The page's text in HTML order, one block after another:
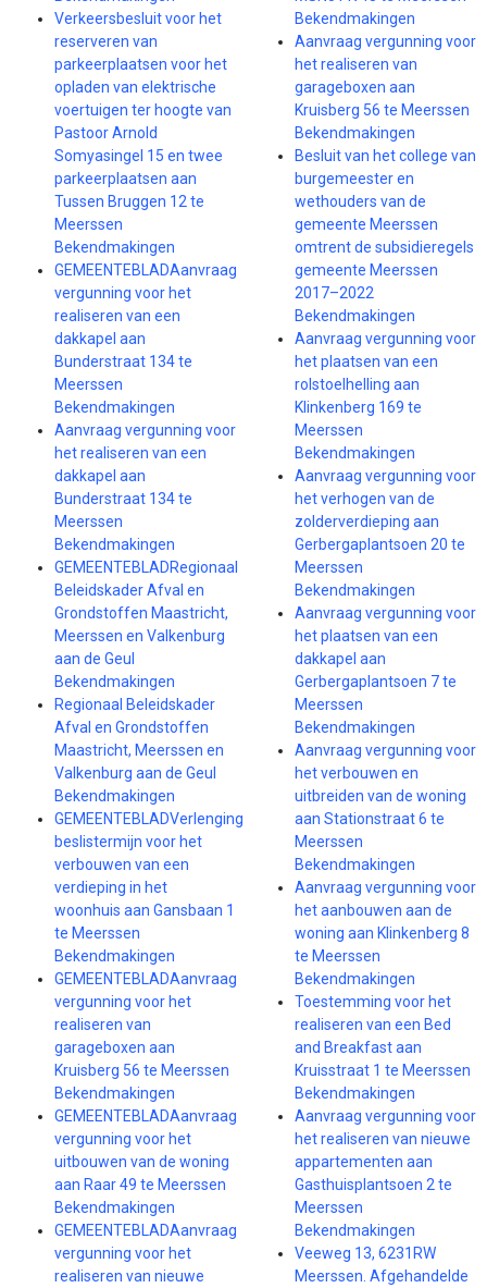
Verkeersbesluit voor het
reserveren van
parkeerplaatsen voor het
opladen van elektrische
voertuigen ter hoogte van
Pastoor Arnold
Somyasingel 15 en twee
parkeerplaatsen aan
Tussen Bruggen 12 te
Meerssen
Bekendmakingen
GEMEENTEBLADAanvraag
vergunning voor het
realiseren van een
dakkapel aan
Bunderstraat 134 te
Meerssen
Bekendmakingen
Aanvraag vergunning voor
het realiseren van een
dakkapel aan
Bunderstraat 134 te
Meerssen
Bekendmakingen
GEMEENTEBLADRegionaal
Beleidskader Afval en
Grondstoffen Maastricht,
Meerssen en Valkenburg
aan de Geul
Bekendmakingen
Regionaal Beleidskader
Afval en Grondstoffen
Maastricht, Meerssen en
Valkenburg aan de Geul
Bekendmakingen
GEMEENTEBLADVerlenging
beslistermijn voor het
verbouwen van een
verdieping in het
woonhuis aan Gansbaan 1
te Meerssen
Bekendmakingen
GEMEENTEBLADAanvraag
vergunning voor het
realiseren van
garageboxen aan
Kruisberg 56 te Meerssen
Bekendmakingen
GEMEENTEBLADAanvraag
vergunning voor het
uitbouwen van de woning
aan Raar 49 te Meerssen
Bekendmakingen
GEMEENTEBLADAanvraag
vergunning voor het
realiseren van nieuwe
Bekendmakingen
Aanvraag vergunning voor
het realiseren van
garageboxen aan
Kruisberg 56 te Meerssen
Bekendmakingen
Besluit van het college van
burgemeester en
wethouders van de
gemeente Meerssen
omtrent de subsidieregels
gemeente Meerssen
2017–2022
Bekendmakingen
Aanvraag vergunning voor
het plaatsen van een
rolstoelhelling aan
Klinkenberg 169 te
Meerssen
Bekendmakingen
Aanvraag vergunning voor
het verhogen van de
zolderverdieping aan
Gerbergaplantsoen 20 te
Meerssen
Bekendmakingen
Aanvraag vergunning voor
het plaatsen van een
dakkapel aan
Gerbergaplantsoen 7 te
Meerssen
Bekendmakingen
Aanvraag vergunning voor
het verbouwen en
uitbreiden van de woning
aan Stationstraat 6 te
Meerssen
Bekendmakingen
Aanvraag vergunning voor
het aanbouwen aan de
woning aan Klinkenberg 8
te Meerssen
Bekendmakingen
Toestemming voor het
realiseren van een Bed
and Breakfast aan
Kruisstraat 1 te Meerssen
Bekendmakingen
Aanvraag vergunning voor
het realiseren van nieuwe
appartementen aan
Gasthuisplantsoen 2 te
Meerssen
Bekendmakingen
Veeweg 13, 6231RW
Meerssen. Afgehandelde